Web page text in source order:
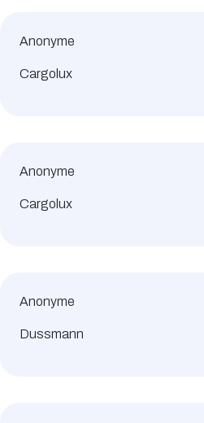
Anonyme
Cargolux
Anonyme
Cargolux
Anonyme
Dussmann